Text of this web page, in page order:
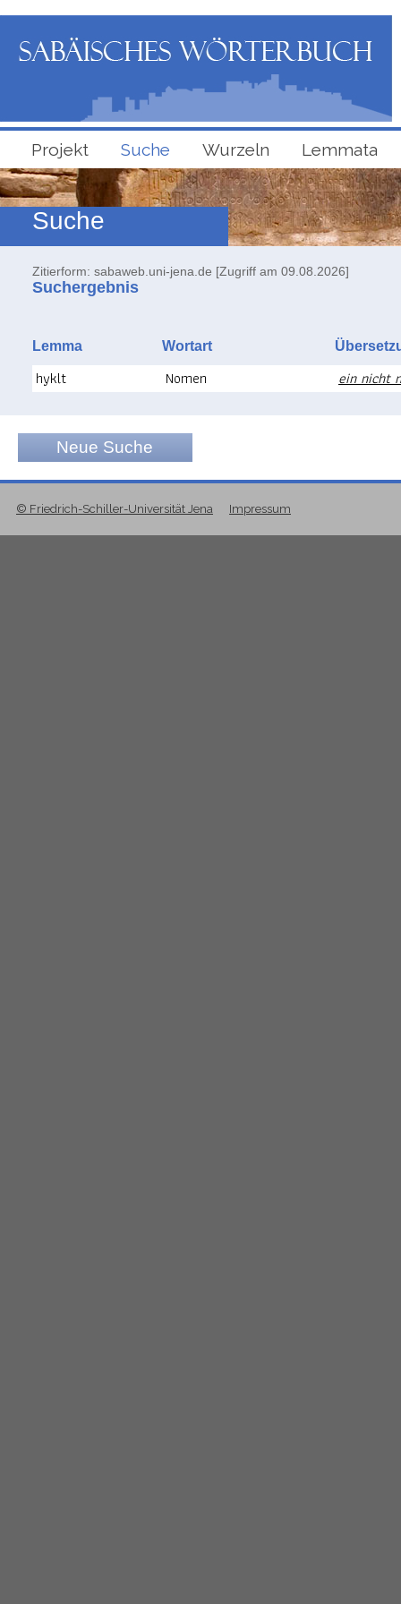
Projekt Suche Wurzeln Lemmata
Suche
Zitierform: sabaweb.uni-jena.de [Zugriff am 09.08.2026]
Suchergebnis
Lemma Wortart
hyklt Nomen ein nicht
Neue Suche
© Friedrich-Schiller-Universität Jena Impressum